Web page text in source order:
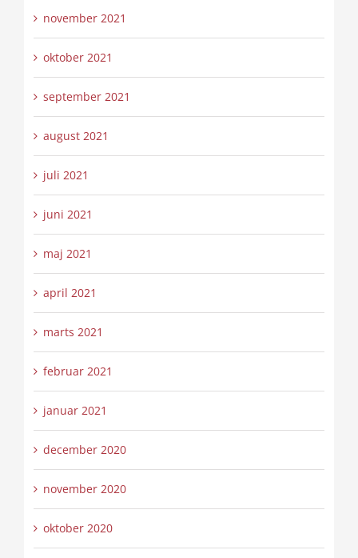
november 2021
oktober 2021
september 2021
august 2021
juli 2021
juni 2021
maj 2021
april 2021
marts 2021
februar 2021
januar 2021
december 2020
november 2020
oktober 2020